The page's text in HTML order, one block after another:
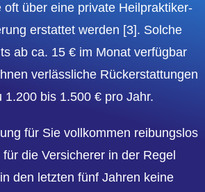
oft über eine private Heilpraktiker-
erstattet werden [3]. Solche
ab ca. 15 € im Monat verfügbar
verlässliche Rückerstattungen
1.200 bis 1.500 € pro Jahr.
für Sie vollkommen reibungslos
die Versicherer in der Regel
den letzten fünf Jahren keine